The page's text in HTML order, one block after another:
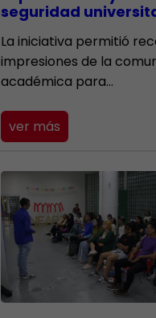
seguridad
La iniciativa permitió
impresiones de la
académica para…
ver más